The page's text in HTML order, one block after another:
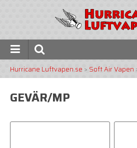
Hurricane Luftvapen.se > Soft Air Vapen
GEVÄR/MP